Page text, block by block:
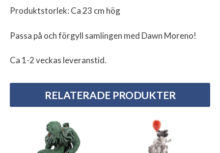
Produktstorlek: Ca 23 cm hög
Passa på och förgyll samlingen med Dawn Moreno!
Ca 1-2 veckas leveranstid.
RELATERADE PRODUKTER